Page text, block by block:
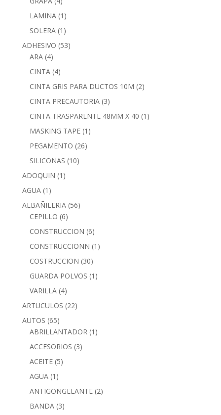
LAMINA (1)
SOLERA (1)
ADHESIVO (53)
ARA (4)
CINTA (4)
CINTA GRIS PARA DUCTOS 10M (2)
CINTA PRECAUTORIA (3)
CINTA TRASPARENTE 48MM X 40 (1)
MASKING TAPE (1)
PEGAMENTO (26)
SILICONAS (10)
ADOQUIN (1)
AGUA (1)
ALBAÑILERIA (56)
CEPILLO (6)
CONSTRUCCION (6)
CONSTRUCCIONN (1)
COSTRUCCION (30)
GUARDA POLVOS (1)
VARILLA (4)
ARTUCULOS (22)
AUTOS (65)
ABRILLANTADOR (1)
ACCESORIOS (3)
ACEITE (5)
AGUA (1)
ANTIGONGELANTE (2)
BANDA (3)